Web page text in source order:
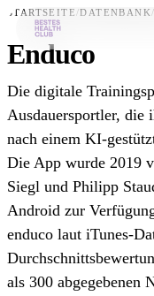
Datenbank
News
Über uns
Für Unternehmen
STARTSEITE /DATENBANK
Enduco
Die digitale
Ausdauersportler,
nach einem KI-
Die App wurde 2019
Siegl und Philipp
Android zur
enduco laut iTunes-
als 300 abgegebenen